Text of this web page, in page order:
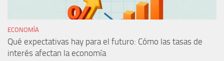
ECONOMÍA
Qué expectativas hay para el futuro: Cómo las tasas de
interés afectan la economía